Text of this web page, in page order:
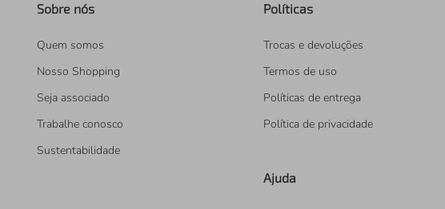
Sobre nós
Quem somos
Nosso Shopping
Seja associado
Trabalhe conosco
Sustentabilidade
Políticas
Trocas e devoluções
Termos de uso
Políticas de entrega
Política de privacidade
Ajuda